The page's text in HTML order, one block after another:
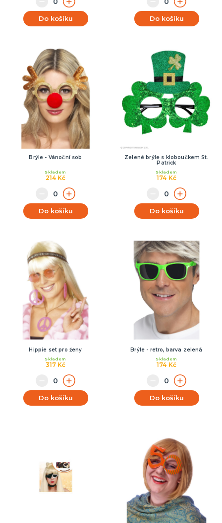
Do košíku Do košíku
Brýle - Vánoční sob
214 Kč
Skladem
Do košíku
Zelené brýle s kloboučkem St.
Patrick
174 Kč
Skladem
Do košíku
Hippie set pro ženy
317 Kč
Skladem
Do košíku
Brýle - retro, barva zelená
174 Kč
Skladem
Do košíku